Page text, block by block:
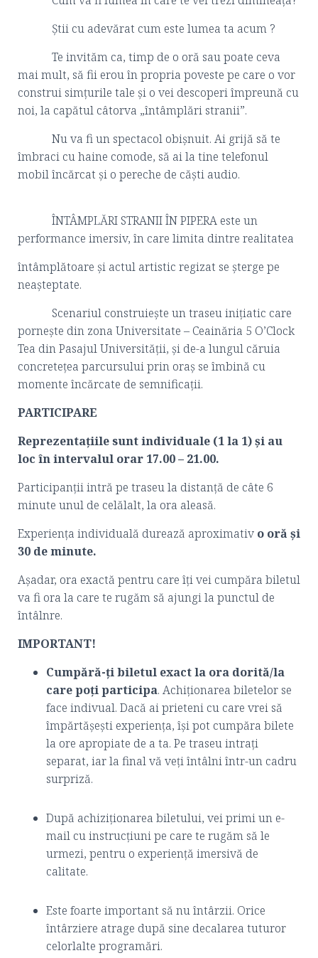
Știi cu adevărat cum este lumea ta acum ?
Te invităm ca, timp de o oră sau poate ceva
mai mult, să fii erou în propria poveste pe care o vor
construi simțurile tale și o vei descoperi împreună cu
noi, la capătul câtorva „întâmplări stranii”.
Nu va fi un spectacol obișnuit. Ai grijă să te
îmbraci cu haine comode, să ai la tine telefonul
mobil încărcat și o pereche de căști audio.
ÎNTÂMPLĂRI STRANII ÎN PIPERA este un
performance imersiv, în care limita dintre realitatea
întâmplătoare și actul artistic regizat se șterge pe
neașteptate.
Scenariul construiește un traseu inițiatic care
pornește din zona Universitate – Ceainăria 5 O’Clock
Tea din Pasajul Universității, și de-a lungul căruia
concretețea parcursului prin oraș se îmbină cu
momente încărcate de semnificații.
PARTICIPARE
Reprezentațiile sunt individuale (1 la 1) și au
loc în intervalul orar 17.00 – 21.00.
Participanții intră pe traseu la distanță de câte 6
minute unul de celălalt, la ora aleasă.
Experiența individuală durează aproximativ o oră și
30 de minute.
Așadar, ora exactă pentru care îți vei cumpăra biletul
va fi ora la care te rugăm să ajungi la punctul de
întâlnre.
IMPORTANT!
Cumpără-ți biletul exact la ora dorită/la
care poți participa. Achiționarea biletelor se
face indivual. Dacă ai prieteni cu care vrei să
împărtășești experiența, își pot cumpăra bilete
la ore apropiate de a ta. Pe traseu intrați
separat, iar la final vă veți întâlni într-un cadru
surpriză.
După achiziționarea biletului, vei primi un e-
mail cu instrucțiuni pe care te rugăm să le
urmezi, pentru o experiență imersivă de
calitate.
Este foarte important să nu întârzii. Orice
întârziere atrage după sine decalarea tuturor
celorlalte programări.